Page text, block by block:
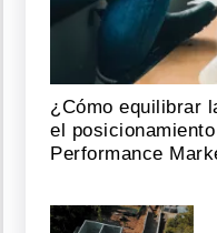
¿Cómo equilibrar
el
Performance